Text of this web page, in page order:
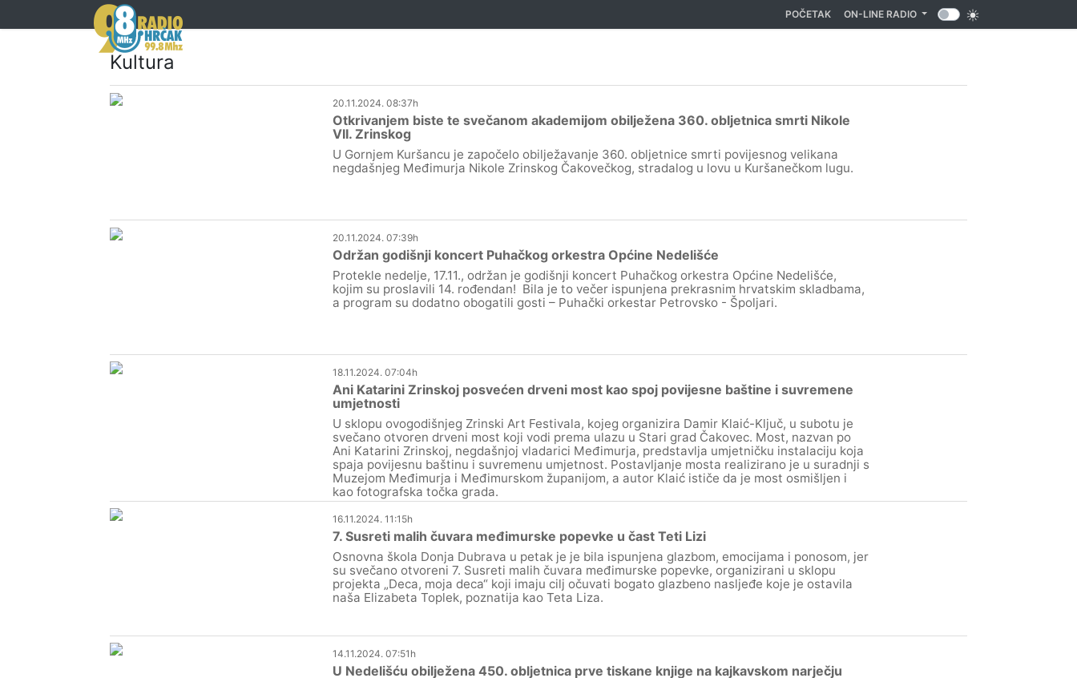
POČETAK(CURRENT)
ON-LINE RADIO
Kultura
20.11.2024. 08:37h
Otkrivanjem biste te svečanom akademijom obilježena 360. obljetnica smrti Nikole
VII. Zrinskog
U Gornjem Kuršancu je započelo obilježavanje 360. obljetnice smrti povijesnog velikana
negdašnjeg Međimurja Nikole Zrinskog Čakovečkog, stradalog u lovu u Kuršanečkom lugu.
20.11.2024. 07:39h
Održan godišnji koncert Puhačkog orkestra Općine Nedelišće
Protekle nedelje, 17.11., održan je godišnji koncert Puhačkog orkestra Općine Nedelišće,
kojim su proslavili 14. rođendan! Bila je to večer ispunjena prekrasnim hrvatskim skladbama,
a program su dodatno obogatili gosti – Puhački orkestar Petrovsko - Špoljari.
18.11.2024. 07:04h
Ani Katarini Zrinskoj posvećen drveni most kao spoj povijesne baštine i suvremene
umjetnosti
U sklopu ovogodišnjeg Zrinski Art Festivala, kojeg organizira Damir Klaić-Ključ, u subotu je
svečano otvoren drveni most koji vodi prema ulazu u Stari grad Čakovec. Most, nazvan po
Ani Katarini Zrinskoj, negdašnjoj vladarici Međimurja, predstavlja umjetničku instalaciju koja
spaja povijesnu baštinu i suvremenu umjetnost. Postavljanje mosta realizirano je u suradnji s
Muzejom Međimurja i Međimurskom županijom, a autor Klaić ističe da je most osmišljen i
kao fotografska točka grada.
16.11.2024. 11:15h
7. Susreti malih čuvara međimurske popevke u čast Teti Lizi
Osnovna škola Donja Dubrava u petak je je bila ispunjena glazbom, emocijama i ponosom, jer
su svečano otvoreni 7. Susreti malih čuvara međimurske popevke, organizirani u sklopu
projekta „Deca, moja deca“ koji imaju cilj očuvati bogato glazbeno nasljeđe koje je ostavila
naša Elizabeta Toplek, poznatija kao Teta Liza.
14.11.2024. 07:51h
U Nedelišću obilježena 450. obljetnica prve tiskane knjige na kajkavskom narječju